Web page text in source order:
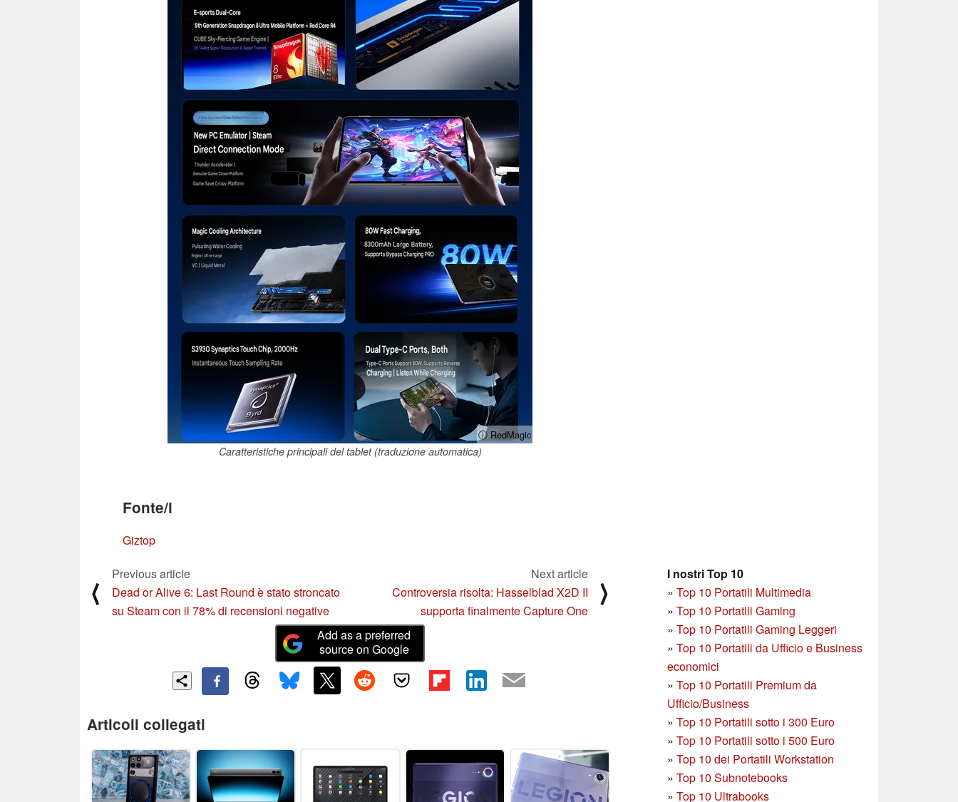
ⓘ RedMagic
Caratteristiche principali del tablet (traduzione automatica)
Fonte/i
Giztop
I nostri Top 10
» Top 10 Portatili Multimedia
» Top 10 Portatili Gaming
» Top 10 Portatili Gaming Leggeri
» Top 10 Portatili da Ufficio e Business
economici
» Top 10 Portatili Premium da
Ufficio/Business
» Top 10 Portatili sotto i 300 Euro
» Top 10 Portatili sotto i 500 Euro
» Top 10 dei Portatili Workstation
» Top 10 Subnotebooks
» Top 10 Ultrabooks
⟨
Previous article
Dead or Alive 6: Last Round è stato stroncato
su Steam con il 78% di recensioni negative
Next article
Controversia risolta: Hasselblad X2D II
supporta finalmente Capture One
⟩
Add as a preferred
source on Google
Articoli collegati